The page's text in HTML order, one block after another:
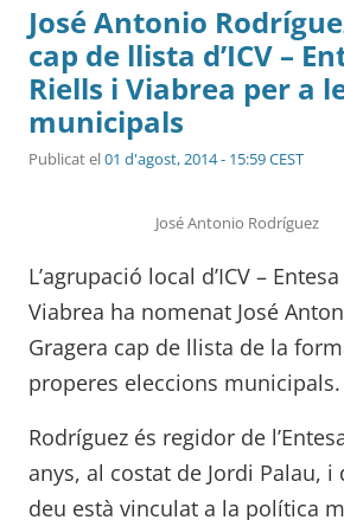
José Antonio
cap de llista d’ICV –
Riells i Viabrea per a
municipals
Publicat el01 d'agost, 2014 - 15:59 CEST
José Antonio Rodríguez
L’agrupació local d’ICV –
Viabrea ha nomenat José
Gragera cap de llista de la
properes eleccions municipals.
Rodríguez és regidor de
anys, al costat de Jordi Palau, i
deu està vinculat a la política